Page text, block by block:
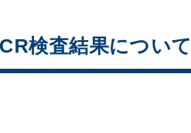
検査結果について